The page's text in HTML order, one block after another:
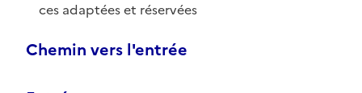
ces adaptées et réservées
Chemin vers l'entrée